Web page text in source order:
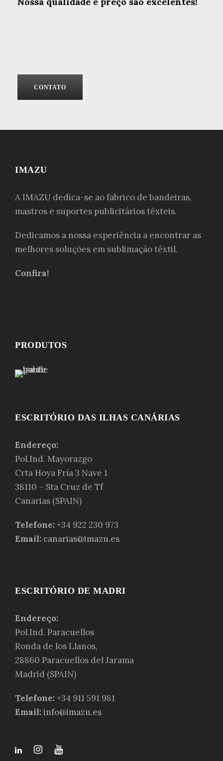
CONTATO
IMAZU
A IMAZU dedica-se ao fabrico de bandeiras,
mastros e suportes publicitários têxteis.
Dedicamos a nossa experiência a encontrar as
melhores soluções em sublimação têxtil.
Confira!
PRODUTOS
ESCRITÓRIO DAS ILHAS CANÁRIAS
Endereço:
Pol.Ind. Mayorazgo
Crta Hoya Fría 3 Nave 1
38110 – Sta Cruz de Tf
Canarias (SPAIN)
Telefone:+34 922 230 973
Email: canarias@imazu.es
ESCRITÓRIO DE MADRI
Endereço:
Pol.Ind. Paracuellos
Ronda de los Llanos,
28860 Paracuellos del Jarama
Madrid (SPAIN)
Telefone:+34 911 591 981
Email:info@imazu.es